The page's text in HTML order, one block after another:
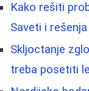
Kako rešiti
Saveti i rešenja
Skljoctanje
treba posetiti